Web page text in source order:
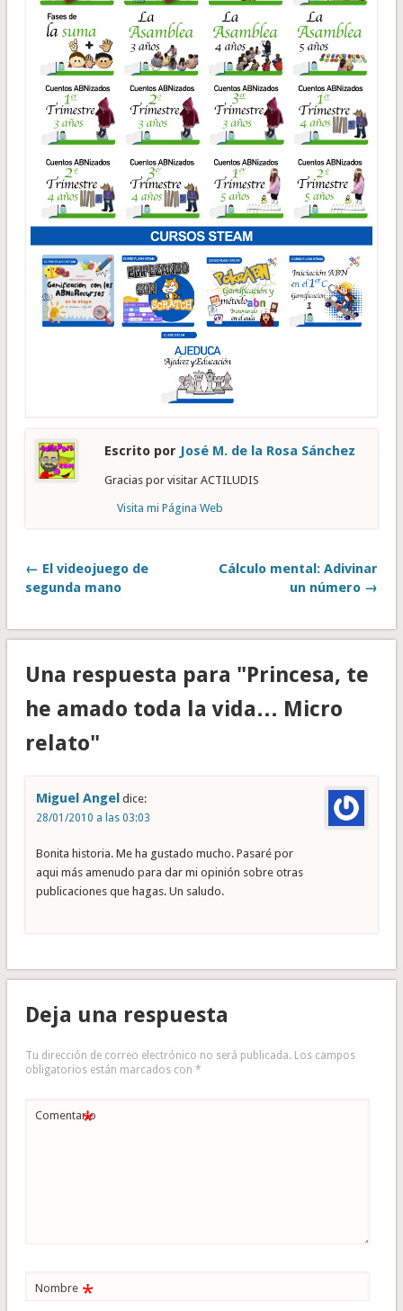
Escrito por José M. de la Rosa Sánchez
Gracias por visitar ACTILUDIS
Visita mi Página Web
← El videojuego de
segunda mano
Cálculo mental: Adivinar
un número →
Una respuesta para "Princesa, te
he amado toda la vida… Micro
relato"
Miguel Angel dice:
28/01/2010 a las 03:03
Bonita historia. Me ha gustado mucho. Pasaré por
aqui más amenudo para dar mi opinión sobre otras
publicaciones que hagas. Un saludo.
Deja una respuesta
Tu dirección de correo electrónico no será publicada. Los campos
obligatorios están marcados con *
Comentario
*
Nombre *